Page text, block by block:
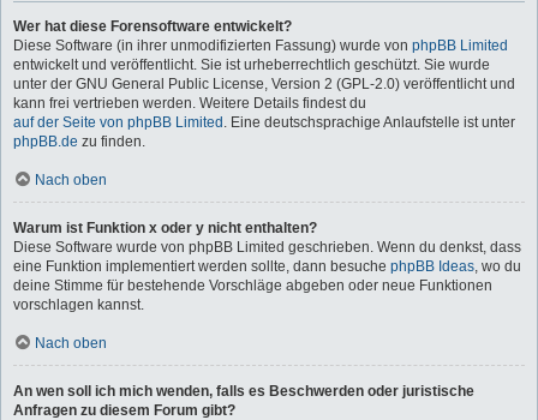
Wer hat diese Forensoftware entwickelt?
Diese Software (in ihrer unmodifizierten Fassung) wurde von phpBB Limited
entwickelt und veröffentlicht. Sie ist urheberrechtlich geschützt. Sie wurde
unter der GNU General Public License, Version 2 (GPL-2.0) veröffentlicht und
kann frei vertrieben werden. Weitere Details findest du
auf der Seite von phpBB Limited . Eine deutschsprachige Anlaufstelle ist unter
phpBB.de zu finden.
Nach oben
Warum ist Funktion x oder y nicht enthalten?
Diese Software wurde von phpBB Limited geschrieben. Wenn du denkst, dass
eine Funktion implementiert werden sollte, dann besuche phpBB Ideas, wo du
deine Stimme für bestehende Vorschläge abgeben oder neue Funktionen
vorschlagen kannst.
Nach oben
An wen soll ich mich wenden, falls es Beschwerden oder juristische
Anfragen zu diesem Forum gibt?